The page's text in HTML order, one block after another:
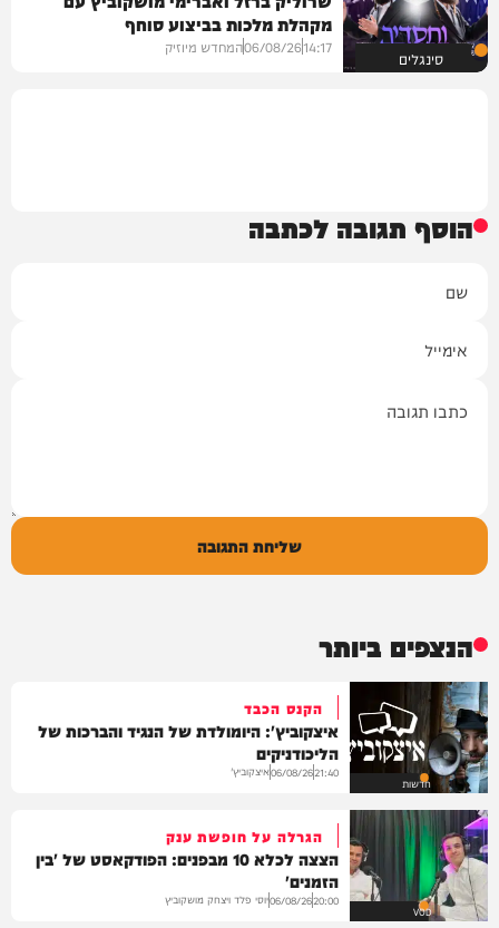
סינגלים
מקהלת מלכות בביצוע סוחף
14:17
06/08/26המחדש מיוזיק
הוסף תגובה לכתבה
שליחת התגובה
הנצפים ביותר
חדשות
הקנס הכבד
איצקוביץ': היומולדת של הנגיד והברכות של
הליכודניקים
21:40
06/08/26איצקוביץ'
VOD
הגרלה על חופשת ענק
הצצה לכלא 10 מבפנים: הפודקאסט של 'בין
הזמנים'
20:00
06/08/26יוסי פלד ויצחק מושקוביץ